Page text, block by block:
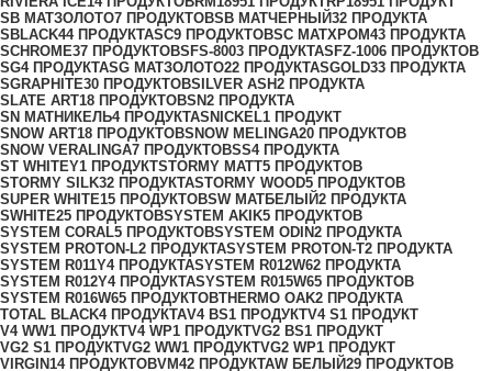
SB МАТЗОЛОТО7 ПРОДУКТОВSB МАТЧЕРНЫЙ32 ПРОДУКТА
SBLACK44 ПРОДУКТАSC9 ПРОДУКТОВSC МАТХРОМ43 ПРОДУКТА
SCHROME37 ПРОДУКТОВSFS-8003 ПРОДУКТАSFZ-1006 ПРОДУКТОВ
SG4 ПРОДУКТАSG МАТЗОЛОТО22 ПРОДУКТАSGOLD33 ПРОДУКТА
SGRAPHITE30 ПРОДУКТОВSILVER ASH2 ПРОДУКТА
SLATE ART18 ПРОДУКТОВSN2 ПРОДУКТА
SN МАТНИКЕЛЬ4 ПРОДУКТАSNICKEL1 ПРОДУКТ
SNOW ART18 ПРОДУКТОВSNOW MELINGA20 ПРОДУКТОВ
SNOW VERALINGA7 ПРОДУКТОВSS4 ПРОДУКТА
ST WHITEY1 ПРОДУКТSTORMY MATT5 ПРОДУКТОВ
STORMY SILK32 ПРОДУКТАSTORMY WOOD5 ПРОДУКТОВ
SUPER WHITE15 ПРОДУКТОВSW МАТБЕЛЫЙ2 ПРОДУКТА
SWHITE25 ПРОДУКТОВSYSTEM AKIK5 ПРОДУКТОВ
SYSTEM CORAL5 ПРОДУКТОВSYSTEM ODIN2 ПРОДУКТА
SYSTEM PROTON-L2 ПРОДУКТАSYSTEM PROTON-T2 ПРОДУКТА
SYSTEM R011Y4 ПРОДУКТАSYSTEM R012W62 ПРОДУКТА
SYSTEM R012Y4 ПРОДУКТАSYSTEM R015W65 ПРОДУКТОВ
SYSTEM R016W65 ПРОДУКТОВTHERMO OAK2 ПРОДУКТА
TOTAL BLACK4 ПРОДУКТАV4 BS1 ПРОДУКТV4 S1 ПРОДУКТ
V4 WW1 ПРОДУКТV4 WР1 ПРОДУКТVG2 BS1 ПРОДУКТ
VG2 S1 ПРОДУКТVG2 WW1 ПРОДУКТVG2 WР1 ПРОДУКТ
VIRGIN14 ПРОДУКТОВVM42 ПРОДУКТАW БЕЛЫЙ29 ПРОДУКТОВ